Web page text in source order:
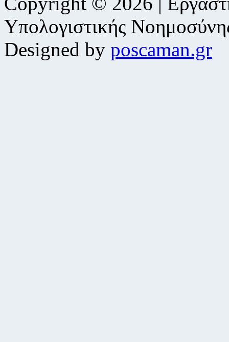
Υπολογιστικής
Designed by poscaman.gr